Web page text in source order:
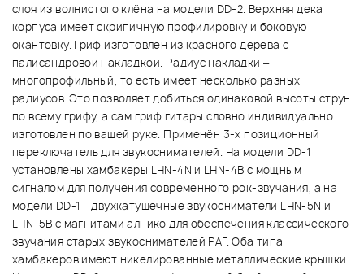
слоя из волнистого клёна на модели DD-2. Верхняя дека
корпуса имеет скрипичную профилировку и боковую
окантовку. Гриф изготовлен из красного дерева с
палисандровой накладкой. Радиус накладки –
многопрофильный, то есть имеет несколько разных
радиусов. Это позволяет добиться одинаковой высоты струн
по всему грифу, а сам гриф гитары словно индивидуально
изготовлен по вашей руке. Применён 3-х позиционный
переключатель для звукоснимателей. На модели DD-1
установлены хамбакеры LHN-4N и LHN-4B с мощным
сигналом для получения современного рок-звучания, а на
модели DD-1 – двухкатушечные звукосниматели LHN-5N и
LHN-5B с магнитами алнико для обеспечения классического
звучания старых звукоснимателей PAF. Оба типа
хамбакеров имеют никелированные металлические крышки.